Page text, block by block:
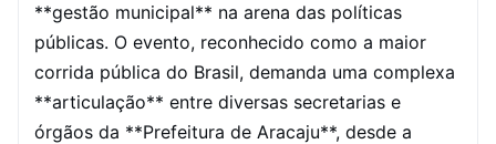
**gestão municipal** na arena das políticas
públicas. O evento, reconhecido como a maior
corrida pública do Brasil, demanda uma complexa
**articulação** entre diversas secretarias e
órgãos da **Prefeitura de Aracaju**, desde a